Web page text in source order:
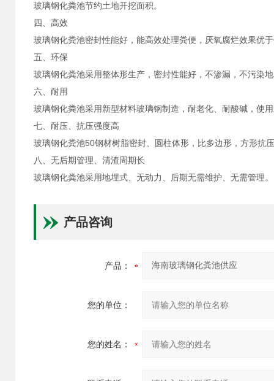
玻璃钢化粪池节约土地开挖面积。
四、高效
玻璃钢化粪池密封性能好，能高效处理粪便，厌氧腐烂效果优
五、环保
玻璃钢化粪池采用整体形生产，密封性能好，不渗漏，不污染
六、耐用
玻璃钢化粪池采用新型材料玻璃钢制造，耐老化、耐酸碱，使
七、耐压、抗压强度高
玻璃钢化粪池50钢材树脂密封、圆柱体形，比多边形，方形抗
八、无后期管理、清渣周期长
玻璃钢化粪池采用地埋式、无动力、后期无需维护、无需管理。
产品咨询
产品：
您的单位：
您的姓名：